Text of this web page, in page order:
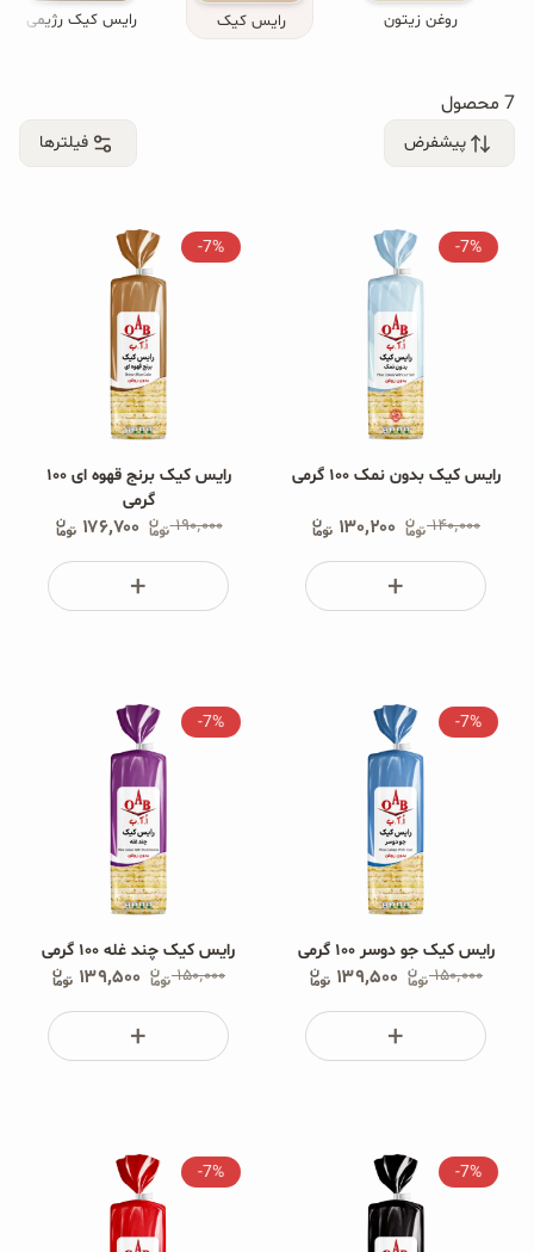
چاشنی‌ها و سرکه‌‌ها
رایس کیک
صبحانه و میان وعده
سبوس و جوانه‌ها
پک سلامتی OAB
کتاب‌های OAB
روغن زیتون رایس کیک رایس کیک رژیمی
7 محصول
پیشفرض فیلترها
-7%
رایس کیک بدون نمک ۱۰۰ گرمی
۱۴۰٬۰۰۰ ۱۳۰٬۲۰۰
-7%
رایس کیک برنج قهوه ای ۱۰۰
گرمی
۱۹۰٬۰۰۰
۱۷۶٬۷۰۰
-7%
رایس کیک جو دوسر ۱۰۰ گرمی
۱۵۰٬۰۰۰
۱۳۹٬۵۰۰
-7%
رایس کیک چند غله ۱۰۰ گرمی
۱۵۰٬۰۰۰
۱۳۹٬۵۰۰
-7%
-7%